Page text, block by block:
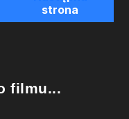
strona
filmu...